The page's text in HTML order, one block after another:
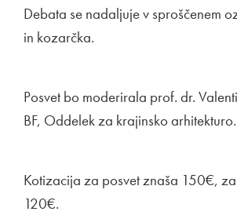
Debata se nadaljuje v sproščenem
in kozarčka.
Posvet bo moderirala prof. dr.
BF, Oddelek za krajinsko arhitekturo.
Kotizacija za posvet znaša 150€,
120€.